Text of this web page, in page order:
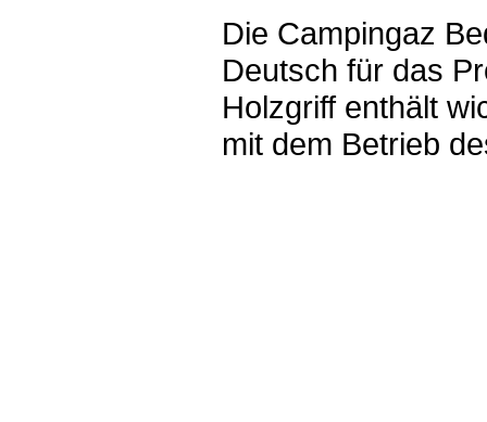
Die Campingaz
Deutsch für das
Holzgriff enthält
mit dem Betrieb